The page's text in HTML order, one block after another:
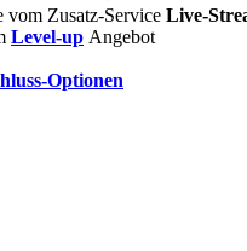
vom Zusatz-Service Live-
Level-up Angebot
Optionen